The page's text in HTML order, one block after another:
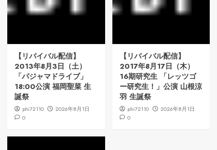
【リバイバル配信】
2013年8月3日（土）
「パジャマドライブ」
18:00公演 福岡聖菜 生
誕祭
phi72110
2026年8月1日
0
【リバイバル配信】
2017年8月17日（木）
16期研究生 「レッツゴ
ー研究生！」公演 山根涼
羽 生誕祭
phi72110
2026年8月1日
0